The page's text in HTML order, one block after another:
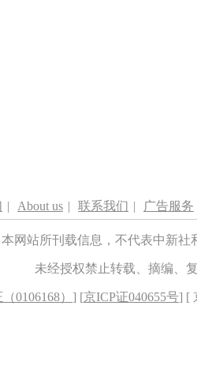
| About us | 联系我们 | 广告服务
本网站所刊载信息，不代表中新
未经授权禁止转载、摘编、
0106168） ] [京ICP证040655号] [